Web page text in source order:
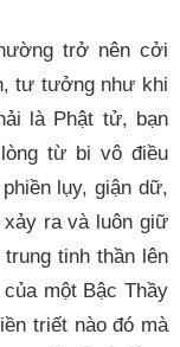
trở nên cởi
tư tưởng như khi
là Phật tử, bạn
từ bi vô điều
lụy, giận dữ,
ra và luôn giữ
tinh thần lên
một Bậc Thầy
triết nào đó mà